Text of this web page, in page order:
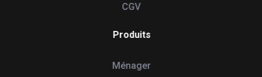
CGV
Produits
Ménager